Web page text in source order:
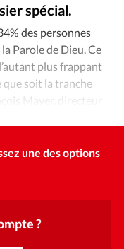
Aujourd'hui
Trait d'Ixène
spécial.
©
des personnes
Parole de Dieu. Ce
plus frappant
soit la tranche
Mayer, directeur
une des options
?